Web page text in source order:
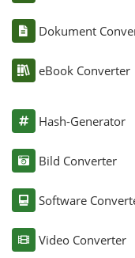
Dokument
eBook Converter
Hash-Generator
Bild Converter
Software
Video Converter